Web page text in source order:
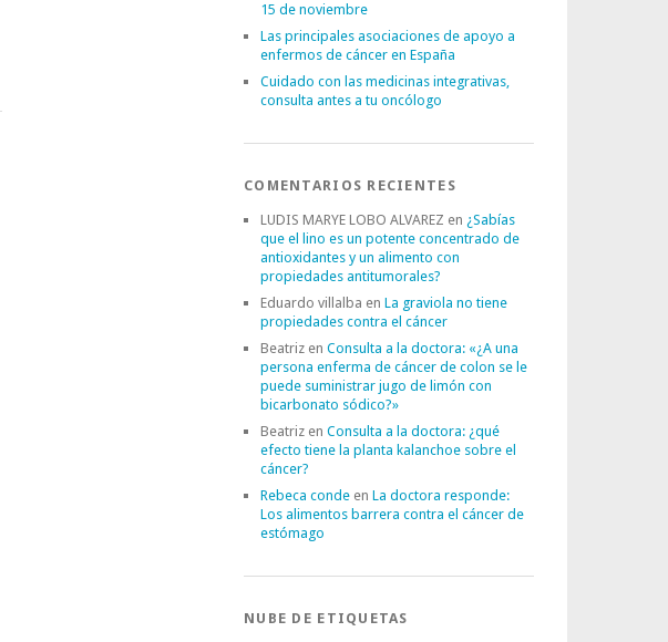
15 de noviembre
Las principales asociaciones de apoyo a
enfermos de cáncer en España
Cuidado con las medicinas integrativas,
consulta antes a tu oncólogo
COMENTARIOS RECIENTES
LUDIS MARYE LOBO ALVAREZ en ¿Sabías
que el lino es un potente concentrado de
antioxidantes y un alimento con
propiedades antitumorales?
Eduardo villalba en La graviola no tiene
propiedades contra el cáncer
Beatriz en Consulta a la doctora: «¿A una
persona enferma de cáncer de colon se le
puede suministrar jugo de limón con
bicarbonato sódico?»
Beatriz en Consulta a la doctora: ¿qué
efecto tiene la planta kalanchoe sobre el
cáncer?
Rebeca conde en La doctora responde:
Los alimentos barrera contra el cáncer de
estómago
NUBE DE ETIQUETAS